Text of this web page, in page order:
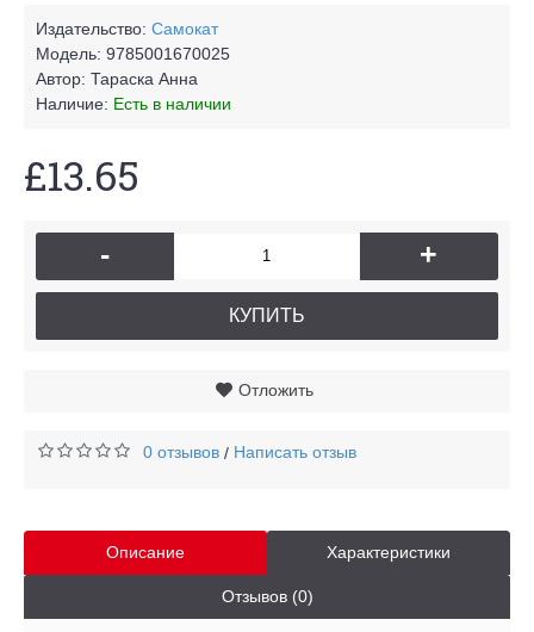
Издательство: Самокат
Модель: 9785001670025
Автор: Тараска Анна
Наличие: Есть в наличии
£13.65
- +
КУПИТЬ
Отложить
0 отзывов / Написать отзыв
Описание Характеристики
Отзывов (0)